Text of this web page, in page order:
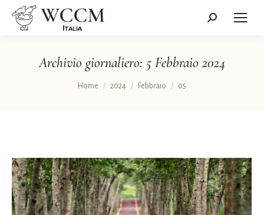
Cerca:
Archivio giornaliero: 5 Febbraio 2024
Tu sei qui:
Home 2024 Febbraio 05